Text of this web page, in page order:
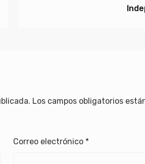
Los campos obligatorios
Correo electrónico *